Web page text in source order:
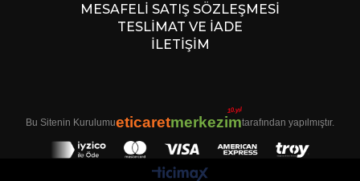
MESAFELİ SATIŞ SÖZLEŞMESİ
TESLİMAT VE İADE
İLETİŞİM
Bu Sitenin Kurulumueticaretmerkezim
10.yıl
tarafından yapılmıştır.